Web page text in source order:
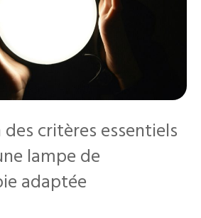
critères essentiels
lampe de
adaptée